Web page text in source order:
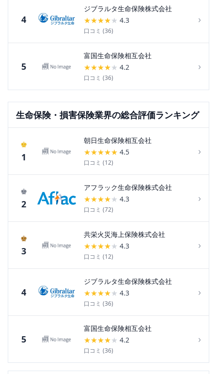
4
ジブラルタ生命保険株式会社
★★★★★ 4.3
口コミ (36)
›
5
富国生命保険相互会社
★★★★★ 4.2
口コミ (36)
›
生命保険・損害保険業界の総合評価ランキング
♚
1
朝日生命保険相互会社
★★★★★ 4.5
口コミ (12)
›
♚
2
アフラック生命保険株式会社
★★★★★ 4.3
口コミ (72)
›
♚
3
共栄火災海上保険株式会社
★★★★★ 4.3
口コミ (12)
›
4
ジブラルタ生命保険株式会社
★★★★★ 4.3
口コミ (36)
›
5
富国生命保険相互会社
★★★★★ 4.2
口コミ (36)
›